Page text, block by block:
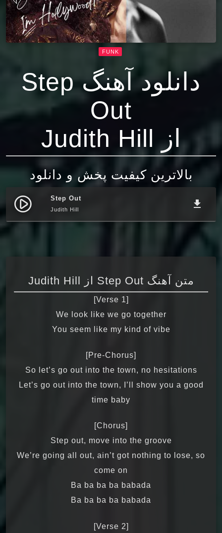
FUNK
دانلود آهنگ Step
Out
از Judith Hill
بالاترین کیفیت پخش و دانلود
play_circle_filled Step Out
Judith Hill file_download
متن آهنگ Step Out از Judith Hill
[Verse 1]
We look like we go together
You seem like my kind of vibe
[Pre-Chorus]
So let’s go out into the town, no hesitations
Let’s go out into the town, I’ll show you a good
time baby
[Chorus]
Step out, move into the groove
We’re going all out, ain’t got nothing to lose, so
come on
Ba ba ba ba babada
Ba ba ba ba babada
[Verse 2]